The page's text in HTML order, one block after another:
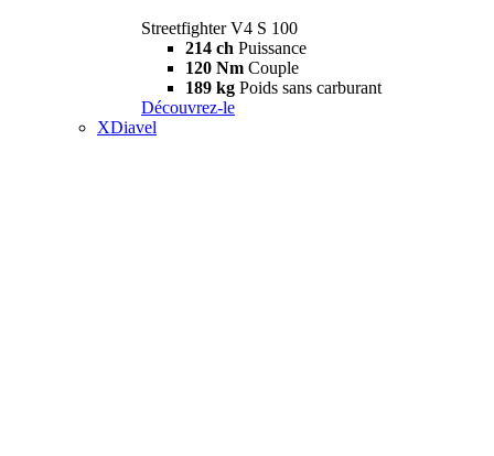
Streetfighter V4 S 100
214 ch Puissance
120 Nm Couple
189 kg Poids sans carburant
Découvrez-le
XDiavel